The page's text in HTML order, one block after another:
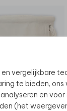
vergelijkbare
te bieden,
en
(het